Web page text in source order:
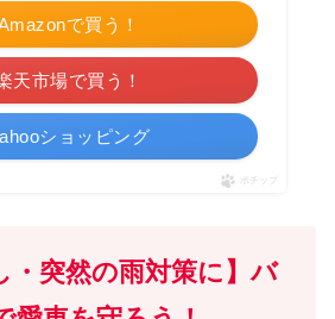
で買う！
天市場で買う！
ショッピング
ポチップ
・突然の雨対策に】バ